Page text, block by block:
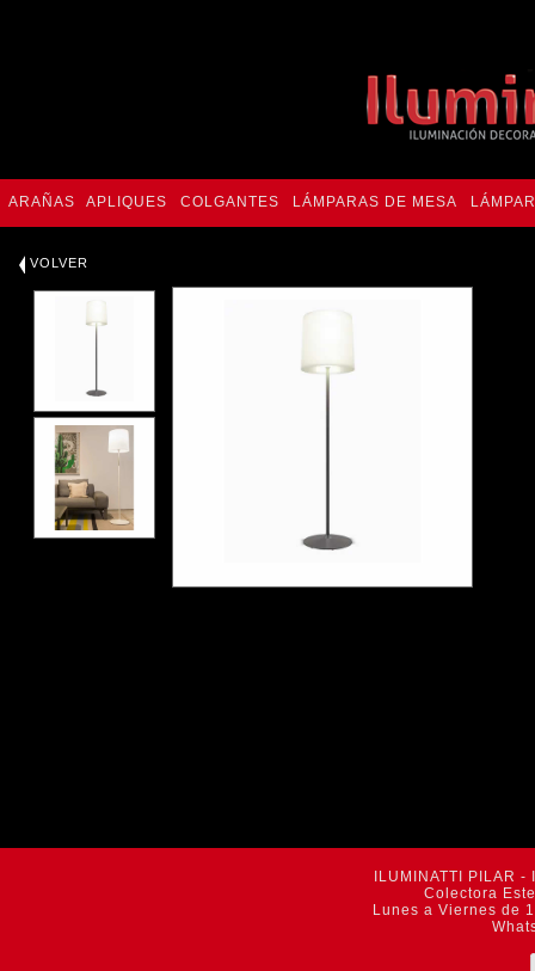
ARAÑAS APLIQUES COLGANTES LÁMPARAS DE MESA
VOLVER
ILUMINATTI PILAR
Colectora
Lunes a Viernes de